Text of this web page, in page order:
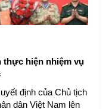
thực hiện nhiệm vụ
định của Chủ tịch
dân Việt Nam lên